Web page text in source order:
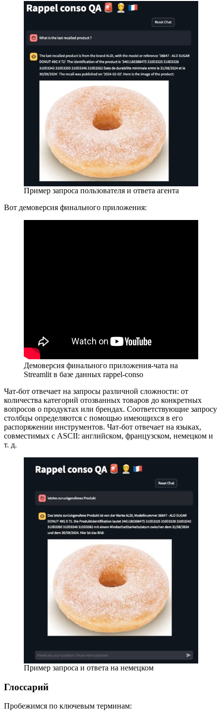
Пример запроса пользователя и ответа агента
Вот демоверсия финального приложения:
Демоверсия финального приложения-чата на
Streamlit в базе данных rappel-conso
Чат-бот отвечает на запросы различной сложности: от
количества категорий отозванных товаров до конкретных
вопросов о продуктах или брендах. Соответствующие запросу
столбцы определяются с помощью имеющихся в его
распоряжении инструментов. Чат-бот отвечает на языках,
совместимых с ASCII: английском, французском, немецком и
т. д.
Пример запроса и ответа на немецком
Глоссарий
Пробежимся по ключевым терминам: